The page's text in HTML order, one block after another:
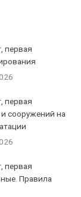
первая
первая
сооружений на
первая
Правила